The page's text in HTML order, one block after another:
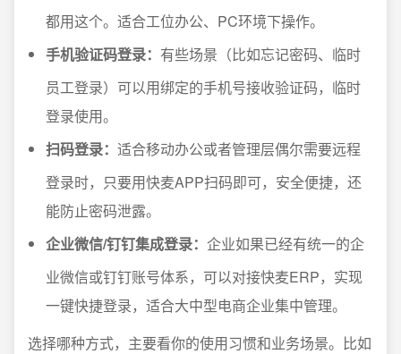
都用这个。适合工位办公、PC环境下操作。
手机验证码登录： 有些场景（比如忘记密码、临时
员工登录）可以用绑定的手机号接收验证码，临时
登录使用。
扫码登录： 适合移动办公或者管理层偶尔需要远程
登录时，只要用快麦APP扫码即可，安全便捷，还
能防止密码泄露。
企业微信/钉钉集成登录： 企业如果已经有统一的企
业微信或钉钉账号体系，可以对接快麦ERP，实现
一键快捷登录，适合大中型电商企业集中管理。
选择哪种方式，主要看你的使用习惯和业务场景。比如